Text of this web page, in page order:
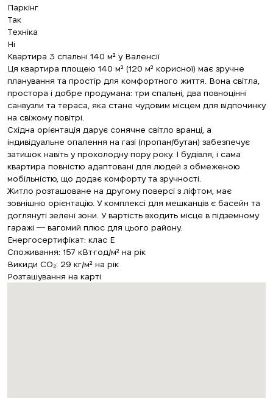
Паркінг
Так
Техніка
Ні
Квартира 3 спальні 140 м² у Валенсії
Ця квартира площею 140 м² (120 м² корисної) має зручне
планування та простір для комфортного життя. Вона світла,
простора і добре продумана: три спальні, два повноцінні
санвузли та тераса, яка стане чудовим місцем для відпочинку
на свіжому повітрі.
Східна орієнтація дарує сонячне світло вранці, а
індивідуальне опалення на газі (пропан/бутан) забезпечує
затишок навіть у прохолодну пору року. І будівля, і сама
квартира повністю адаптовані для людей з обмеженою
мобільністю, що додає комфорту та зручності.
Житло розташоване на другому поверсі з ліфтом, має
зовнішню орієнтацію. У комплексі для мешканців є басейн та
доглянуті зелені зони. У вартість входить місце в підземному
гаражі — вагомий плюс для цього району.
Енергосертифікат: клас E
Споживання: 157 кВт·год/м² на рік
Викиди CO₂: 29 кг/м² на рік
Розташування на карті